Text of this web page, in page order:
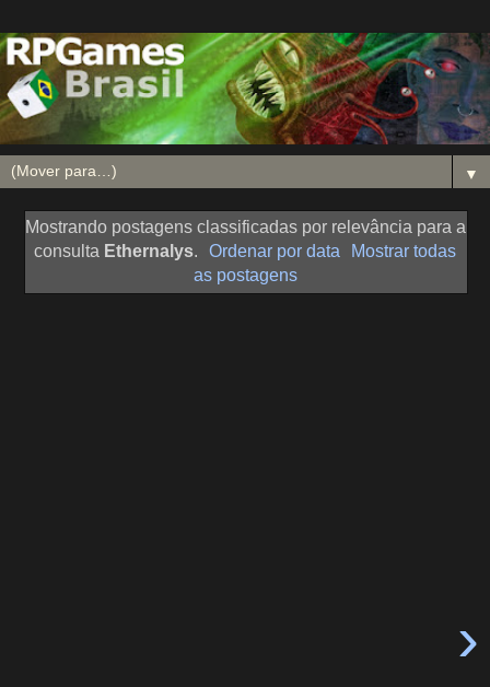
▼
Mostrando postagens classificadas por relevância para a
consulta Ethernalys. Ordenar por data
Mostrar todas
as postagens
›